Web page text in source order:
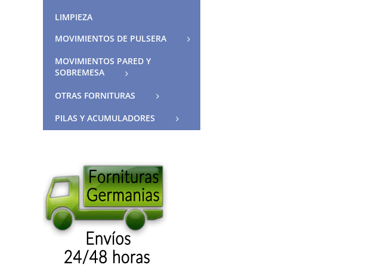
LIMPIEZA
MOVIMIENTOS DE PULSERA
MOVIMIENTOS PARED Y
SOBREMESA
OTRAS FORNITURAS
PILAS Y ACUMULADORES